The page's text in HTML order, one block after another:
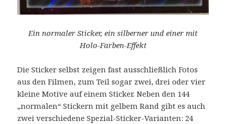
Ein normaler Sticker, ein silberner und einer mit
Holo-Farben-Effekt
Die Sticker selbst zeigen fast ausschließlich Fotos
aus den Filmen, zum Teil sogar zwei, drei oder vier
kleine Motive auf einem Sticker. Neben den 144
„normalen“ Stickern mit gelbem Rand gibt es auch
zwei verschiedene Spezial-Sticker-Varianten: 24